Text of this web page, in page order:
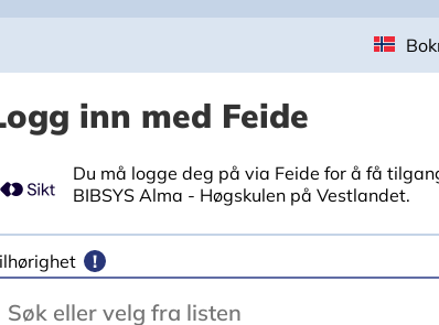
inn med Feide
Du må logge deg på via Feide for å få
BIBSYS Alma - Høgskulen på Vestlandet.
!